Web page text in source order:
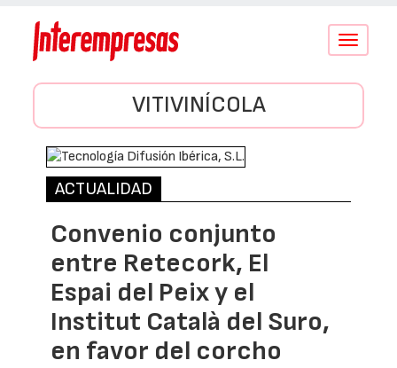
Conmutar
VITIVINÍCOLA
ACTUALIDAD
Convenio conjunto
entre Retecork, El
Espai del Peix y el
Institut Català del Suro,
en favor del corcho